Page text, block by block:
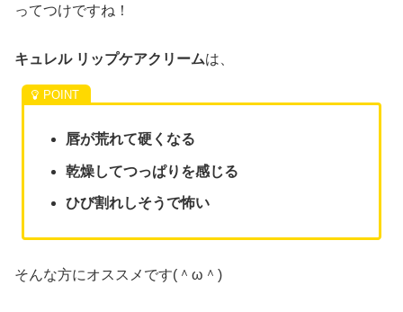
ってつけですね！
キュレル リップケアクリームは、
唇が荒れて硬くなる
乾燥してつっぱりを感じる
ひび割れしそうで怖い
そんな方にオススメです(＾ω＾)